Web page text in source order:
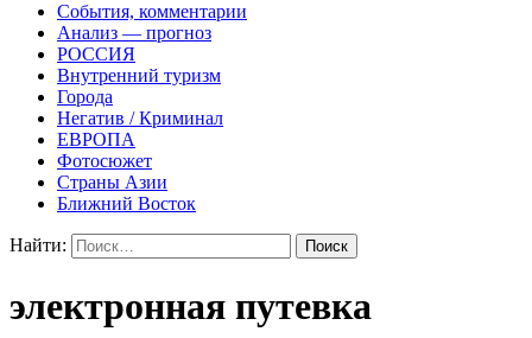
События, комментарии
Анализ — прогноз
РОССИЯ
Внутренний туризм
Города
Негатив / Криминал
ЕВРОПА
Фотосюжет
Страны Азии
Ближний Восток
Найти:
электронная путевка